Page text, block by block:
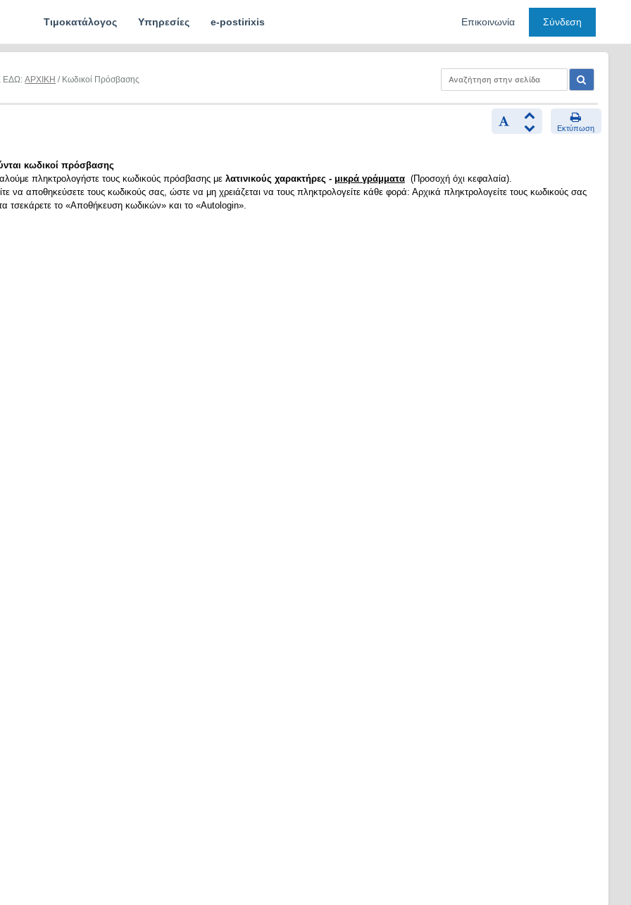
Τιμοκατάλογος Υπηρεσίες e-postirixis Επικοινωνία Σύνδεση
ΕΔΩ:ΑΡΧΙΚΗ / Κωδικοί Πρόσβασης
Εκτύπωση
κωδικοί πρόσβασης
πληκτρολογήστε τους κωδικούς πρόσβασης με λατινικούς χαρακτήρες - μικρά γράμματα(Προσοχή όχι κεφαλαία).
να αποθηκεύσετε τους κωδικούς σας, ώστε να μη χρειάζεται να τους πληκτρολογείτε κάθε φορά: Αρχικά πληκτρολογείτε τους κωδικούς σας
τσεκάρετε το «Αποθήκευση κωδικών» και το «Autologin».